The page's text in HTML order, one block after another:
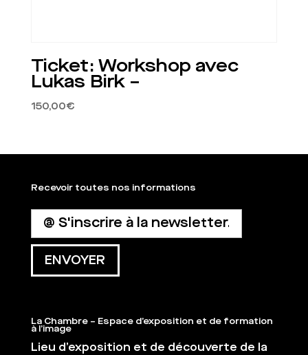
Ticket: Workshop avec
Lukas Birk –
150,00€
Recevoir toutes nos informations
La Chambre – Espace d’exposition et de formation
à l’image
Lieu d’exposition et de découverte de la